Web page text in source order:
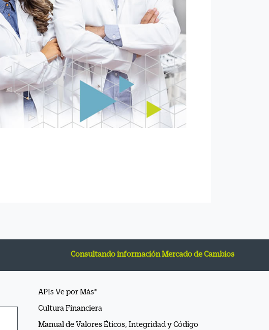
Consultando información Mercado de Cambios
APIs Ve por Más®
Cultura Financiera
Manual de Valores Éticos, Integridad y Código